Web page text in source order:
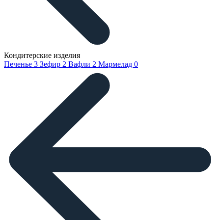
Кондитерские изделия
Печенье 3 Зефир 2 Вафли 2 Мармелад 0